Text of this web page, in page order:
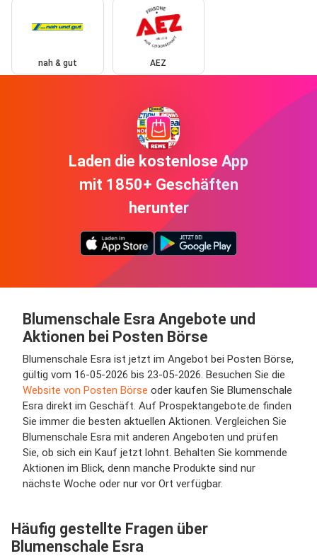
nah & gut AEZ
Laden die kostenlose App
mit 1850+ Geschäften
herunter
Blumenschale Esra Angebote und
Aktionen bei Posten Börse
Blumenschale Esra ist jetzt im Angebot bei Posten Börse,
gültig vom 16-05-2026 bis 23-05-2026. Besuchen Sie die
Website von Posten Börse oder kaufen Sie Blumenschale
Esra direkt im Geschäft. Auf Prospektangebote.de finden
Sie immer die besten aktuellen Aktionen. Vergleichen Sie
Blumenschale Esra mit anderen Angeboten und prüfen
Sie, ob sich ein Kauf jetzt lohnt. Behalten Sie kommende
Aktionen im Blick, denn manche Produkte sind nur
nächste Woche oder nur vor Ort verfügbar.
Häufig gestellte Fragen über
Blumenschale Esra